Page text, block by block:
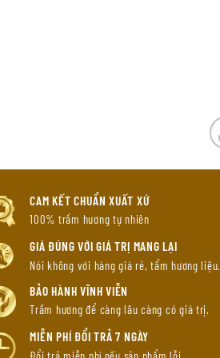
CAM KẾT CHUẨN XUẤT XỨ
100% trầm hương tự nhiên
GIÁ ĐÚNG VỚI GIÁ TRỊ MANG LẠI
Nói không với hàng giá rẻ, tẩm hương liệu.
BẢO HÀNH VĨNH VIỄN
Trầm hương để càng lâu càng có giá trị.
MIỄN PHÍ ĐỔI TRẢ 7 NGÀY